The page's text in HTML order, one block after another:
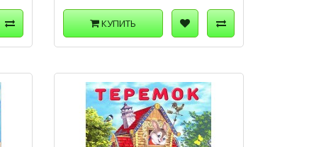
КУПИТЬ